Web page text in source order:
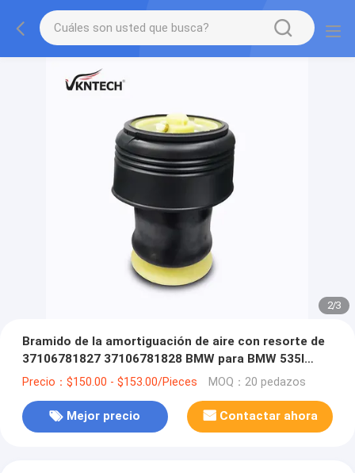
2/3
Bramido de la amortiguación de aire con resorte de
37106781827 37106781828 BMW para BMW 535I
535IX N55
Precio：$150.00 - $153.00/Pieces MOQ：20 pedazos
Mejor precio Contactar ahora